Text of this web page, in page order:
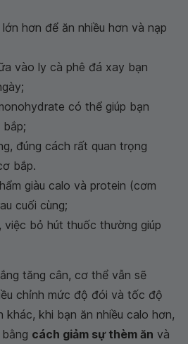
hơn để ăn nhiều hơn và nạp
vào ly cà phê đá xay bạn
có thể giúp bạn
đúng cách rất quan trọng
bắp.
giàu calo và protein (cơm
cuối cùng;
, việc bỏ hút thuốc thường giúp
tăng cân, cơ thể vẫn sẽ
chỉnh mức độ đói và tốc độ
khi bạn ăn nhiều calo hơn,
cách giảm sự thèm ăn và